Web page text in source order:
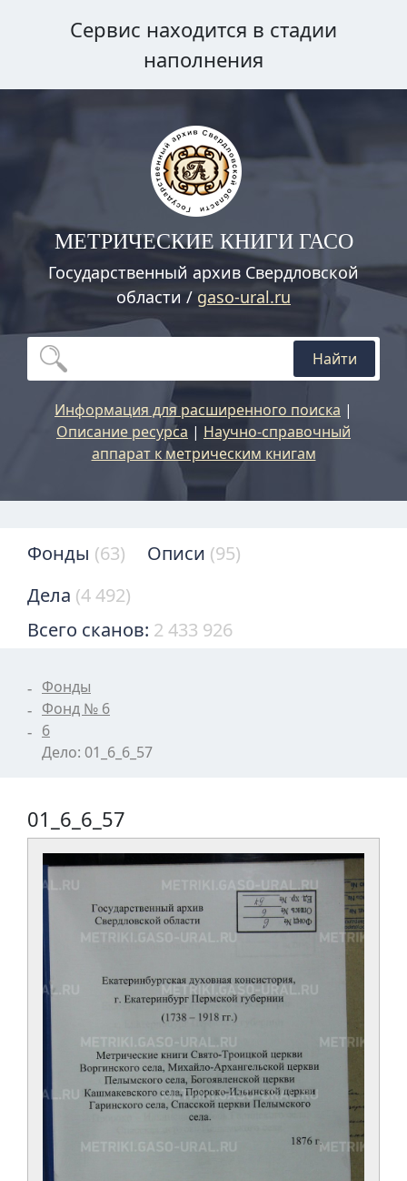
Сервис находится в стадии
наполнения
МЕТРИЧЕСКИЕ КНИГИ ГАСО
Государственный архив Свердловской
области / gaso-ural.ru
Найти
Информация для расширенного поиска |
Описание ресурса | Научно-справочный
аппарат к метрическим книгам
Фонды (63) Описи (95)
Дела (4 492)
Всего сканов: 2 433 926
Фонды
Фонд № 6
6
Дело: 01_6_6_57
01_6_6_57